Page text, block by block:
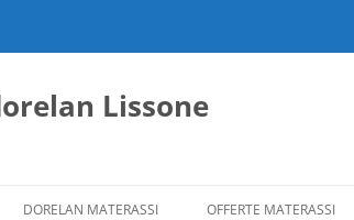
Lissone
DORELAN MATERASSI OFFERTE MATERASSI